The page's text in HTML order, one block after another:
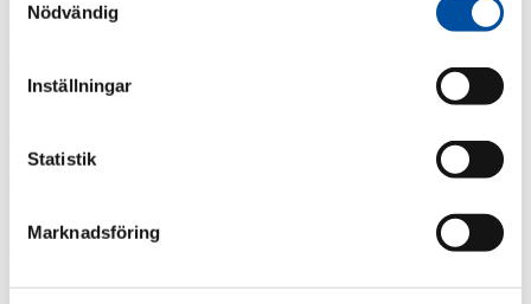
Nödvändig
Inställningar
Statistik
Marknadsföring
Maria Rosenlöf
André Larsson
+46 (0)19 30 60 64fornamn.efternamn@fvb.se